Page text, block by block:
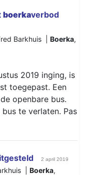
boerkaverbod
Barkhuis | Boerka,
2019 inging, is
toegepast. Een
openbare bus.
te verlaten. Pas
2 april 2019
| Boerka,